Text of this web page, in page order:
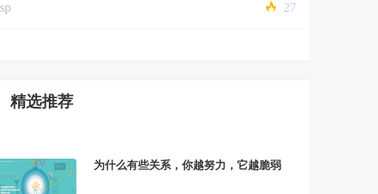
sp 27
精选推荐
为什么有些关系，你越努力，它越脆弱